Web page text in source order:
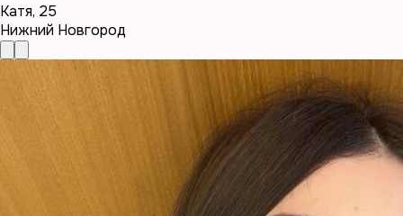
Катя, 25
Нижний Новгород